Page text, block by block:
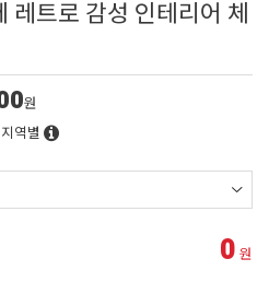
레트로 감성 인테리어 체
원
지역별
0 원